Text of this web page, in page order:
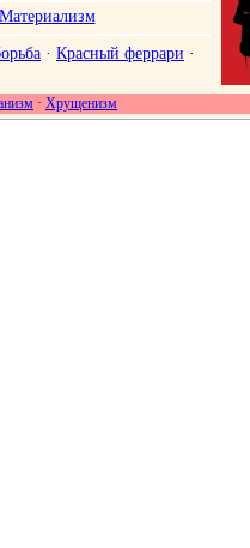
Материализм
· Красный феррари ·
· Хрущенизм